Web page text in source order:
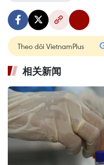
Theo dõi VietnamPlus
相关新闻